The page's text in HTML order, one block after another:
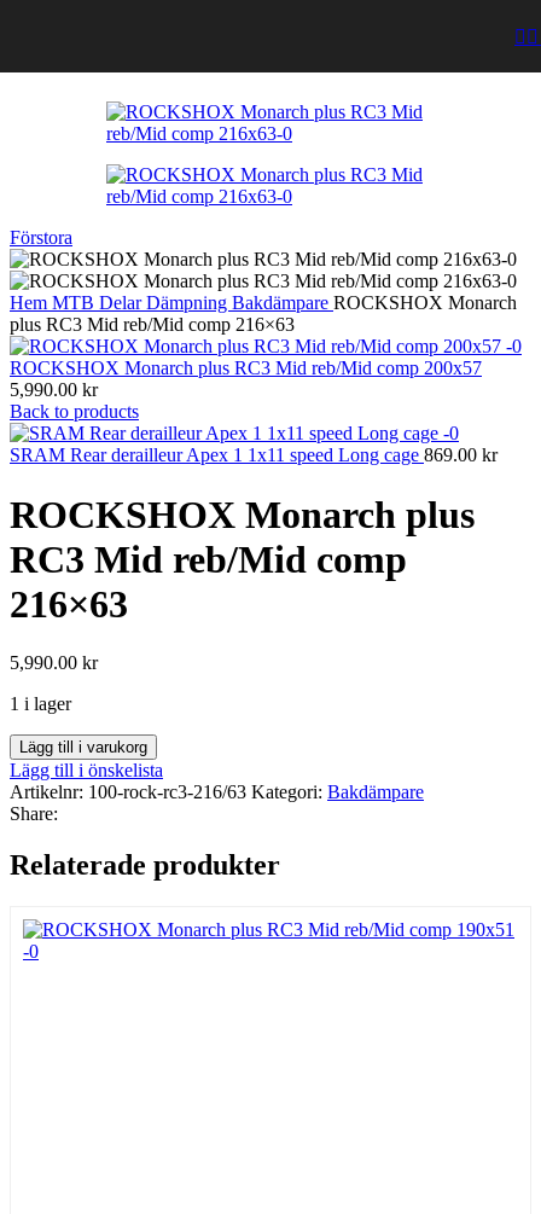
Förstora
Hem MTB DelarDämpning Bakdämpare ROCKSHOX Monarch
plus RC3 Mid reb/Mid comp 216×63
ROCKSHOX Monarch plus RC3 Mid reb/Mid comp 200x57
5,990.00 kr
Back to products
SRAM Rear derailleur Apex 1 1x11 speed Long cage 869.00 kr
ROCKSHOX Monarch plus
RC3 Mid reb/Mid comp
216×63
5,990.00 kr
1 i lager
ROCKSHOX
Monarch
plus
RC3
reb/Mid
comp
mängd
Lägg till i varukorg
Lägg till i önskelista
Artikelnr: 100-rock-rc3-216/63 Kategori: Bakdämpare
Share:
Relaterade produkter